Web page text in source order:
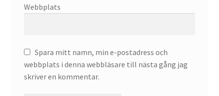
Webbplats
Spara mitt namn, min e-postadress och
webbplats i denna webbläsare till nästa gång jag
skriver en kommentar.